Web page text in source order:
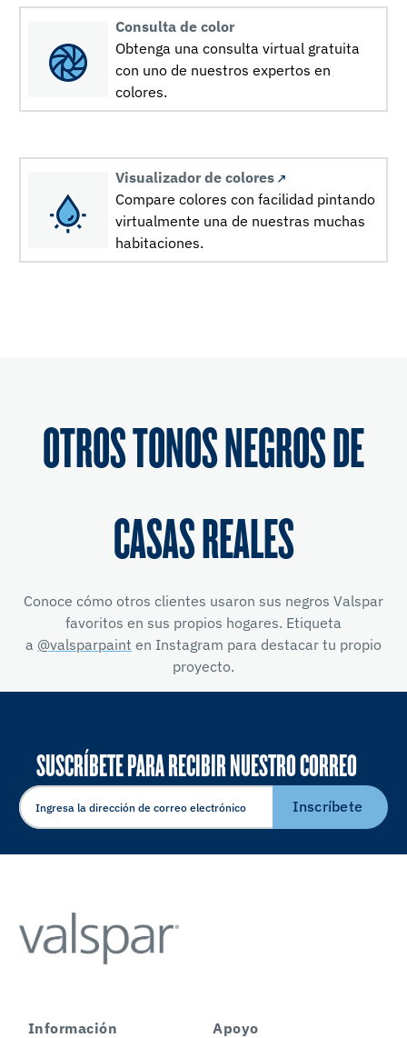
Consulta de color
Obtenga una consulta virtual gratuita
con uno de nuestros expertos en
colores.
Visualizador de colores
Compare colores con facilidad pintando
virtualmente una de nuestras muchas
habitaciones.
OTROS TONOS NEGROS DE
CASAS REALES
Conoce cómo otros clientes usaron sus negros Valspar
favoritos en sus propios hogares. Etiqueta
a @valsparpaint en Instagram para destacar tu propio
proyecto.
SUSCRÍBETE PARA RECIBIR NUESTRO CORREO
ELECTRÓNICO
Inscríbete
Información
Apoyo